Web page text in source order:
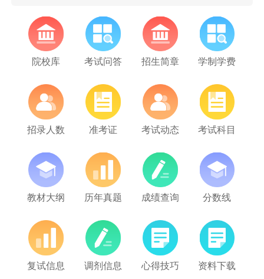
院校库 考试问答 招生简章 学制学费
招录人数 准考证 考试动态 考试科目
教材大纲 历年真题 成绩查询 分数线
复试信息 调剂信息 心得技巧 资料下载